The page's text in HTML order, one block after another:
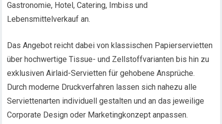
Gastronomie, Hotel, Catering, Imbiss und
Lebensmittelverkauf an.
Das Angebot reicht dabei von klassischen Papierservietten
über hochwertige Tissue- und Zellstoffvarianten bis hin zu
exklusiven Airlaid-Servietten für gehobene Ansprüche.
Durch moderne Druckverfahren lassen sich nahezu alle
Serviettenarten individuell gestalten und an das jeweilige
Corporate Design oder Marketingkonzept anpassen.